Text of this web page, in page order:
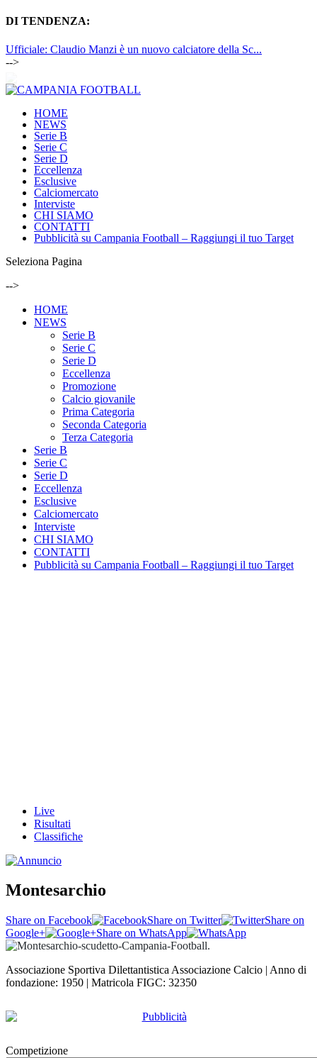
DI TENDENZA:
Ufficiale: Claudio Manzi è un nuovo calciatore della Sc...
-->
HOME
NEWS
Serie B
Serie C
Serie D
Eccellenza
Esclusive
Calciomercato
Interviste
CHI SIAMO
CONTATTI
Pubblicità su Campania Football – Raggiungi il tuo Target
Seleziona Pagina
-->
HOME
NEWS
Serie B
Serie C
Serie D
Eccellenza
Promozione
Calcio giovanile
Prima Categoria
Seconda Categoria
Terza Categoria
Serie B
Serie C
Serie D
Eccellenza
Esclusive
Calciomercato
Interviste
CHI SIAMO
CONTATTI
Pubblicità su Campania Football – Raggiungi il tuo Target
Live
Risultati
Classifiche
Montesarchio
Share on Facebook Share on Twitter
Share on
Google+
Share on WhatsApp
Associazione Sportiva Dilettantistica Associazione Calcio | Anno di
fondazione: 1950 | Matricola FIGC: 32350
Competizione